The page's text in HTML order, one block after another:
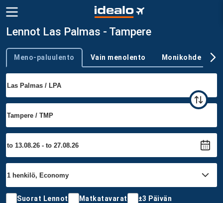
Lennot Las Palmas - Tampere
Trip type
Meno-paluulento Vain menolento Monikohde
Suorat Lennot Matkatavarat ±3 Päivän